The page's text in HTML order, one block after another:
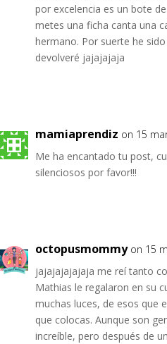
por excelencia es un bote
metes una ficha canta una
hermano. Por suerte he
devolveré jajajajaja
mamiaprendiz on 15
Me ha encantado tu post,
silenciosos por favor!!!
octopusmommy on 15
jajajajajajaja me reí tanto
Mathias le regalaron en su
muchas luces, de esos que
que colocas. Aunque son
increíble, pero después de